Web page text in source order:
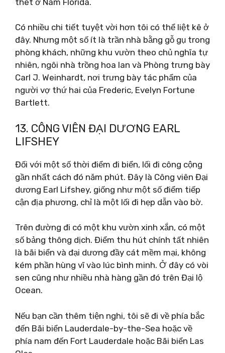
Có nhiều chi tiết tuyệt vời hơn tôi có thể liệt kê ở
đây. Nhưng một số ít là trần nhà bằng gỗ gụ trong
phòng khách, những khu vườn theo chủ nghĩa tự
nhiên, ngôi nhà trồng hoa lan và Phòng trưng bày
Carl J. Weinhardt, nơi trưng bày tác phẩm của
người vợ thứ hai của Frederic, Evelyn Fortune
Bartlett.
13. CÔNG VIÊN ĐẠI DƯƠNG EARL
LIFSHEY
Đối với một số thời điểm đi biển, lối đi công cộng
gần nhất cách đó năm phút. Đây là Công viên Đại
dương Earl Lifshey, giống như một số điểm tiếp
cận địa phương, chỉ là một lối đi hẹp dẫn vào bờ.
Trên đường đi có một khu vườn xinh xắn, có một
số bảng thông dịch. Điểm thu hút chính tất nhiên
là bãi biển và đại dương đầy cát mềm mại, không
kém phần hùng vĩ vào lúc bình minh. Ở đây có vòi
sen cũng như nhiều nhà hàng gần đó trên Đại lộ
Ocean.
Nếu bạn cần thêm tiện nghi, tôi sẽ đi về phía bắc
đến Bãi biển Lauderdale-by-the-Sea hoặc về
phía nam đến Fort Lauderdale hoặc Bãi biển Las